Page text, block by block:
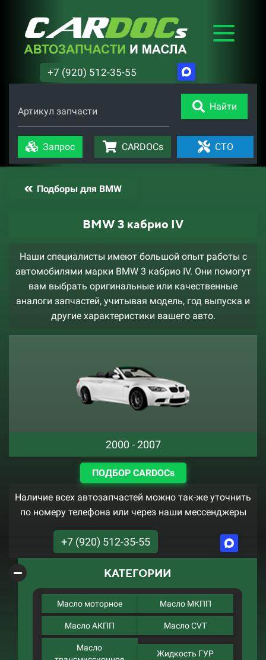
+7 (920) 512-35-55
Артикул запчасти Найти
Запрос CARDOCs СТО
Подборы для BMW
BMW 3 кабрио IV
Наши специалисты имеют большой опыт работы с
автомобилями марки BMW 3 кабрио IV. Они помогут
вам выбрать оригинальные или качественные
аналоги запчастей, учитывая модель, год выпуска и
другие характеристики вашего авто.
2000 - 2007
ПОДБОР CARDOCs
Наличие всех автозапчастей можно так-же уточнить
по номеру телефона или через наши мессенджеры
+7 (920) 512-35-55
КАТЕГОРИИ
Масло моторное Масло МКПП
Масло АКПП Масло CVT
Масло
Жидкость ГУР